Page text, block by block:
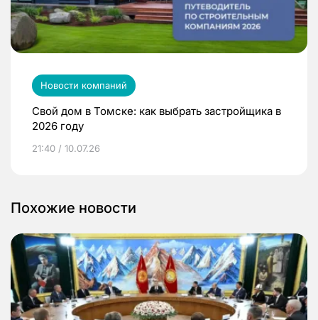
Новости компаний
Свой дом в Томске: как выбрать застройщика в
2026 году
21:40 / 10.07.26
Похожие новости